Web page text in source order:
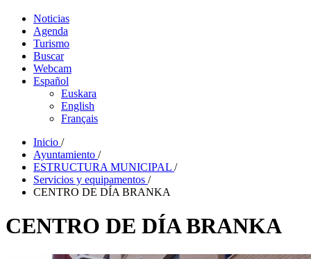
Noticias
Agenda
Turismo
Buscar
Webcam
Español
Euskara
English
Français
Inicio /
Ayuntamiento /
ESTRUCTURA MUNICIPAL /
Servicios y equipamentos /
CENTRO DE DÍA BRANKA
CENTRO DE DÍA BRANKA